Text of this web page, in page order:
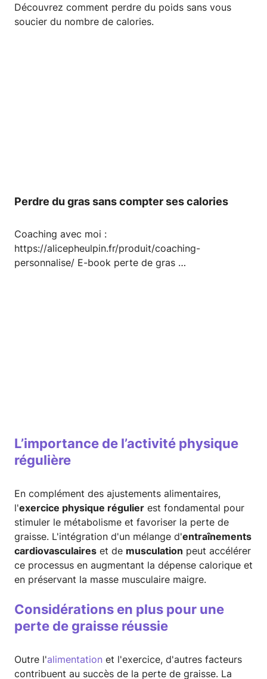
Découvrez comment perdre du poids sans vous
soucier du nombre de calories.
Perdre du gras sans compter ses calories
Coaching avec moi :
https://alicepheulpin.fr/produit/coaching-
personnalise/ E-book perte de gras …
L’importance de l’activité physique
régulière
En complément des ajustements alimentaires,
l'exercice physique régulier est fondamental pour
stimuler le métabolisme et favoriser la perte de
graisse. L'intégration d'un mélange d'entraînements
cardiovasculaires et de musculation peut accélérer
ce processus en augmentant la dépense calorique et
en préservant la masse musculaire maigre.
Considérations en plus pour une
perte de graisse réussie
Outre l'alimentation et l'exercice, d'autres facteurs
contribuent au succès de la perte de graisse. La